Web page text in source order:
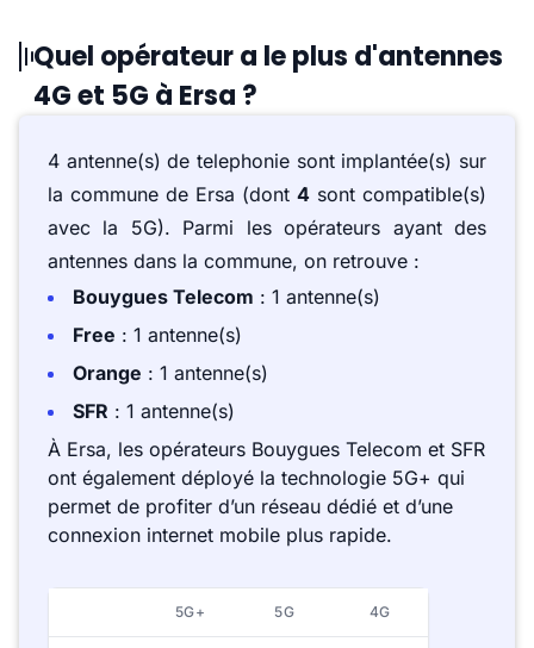
Quel opérateur a le plus d'antennes
4G et 5G à Ersa ?
4 antenne(s) de telephonie sont implantée(s) sur
la commune de Ersa (dont 4 sont compatible(s)
avec la 5G). Parmi les opérateurs ayant des
antennes dans la commune, on retrouve :
Bouygues Telecom : 1 antenne(s)
Free : 1 antenne(s)
Orange : 1 antenne(s)
SFR : 1 antenne(s)
À Ersa, les opérateurs Bouygues Telecom et SFR
ont également déployé la technologie 5G+ qui
permet de profiter d’un réseau dédié et d’une
connexion internet mobile plus rapide.
5G+ 5G 4G